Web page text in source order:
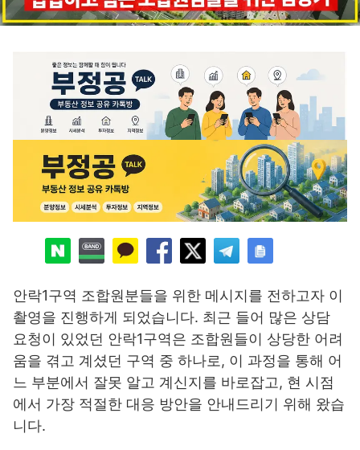
안락1구역 조합원분들을 위한 메시지를 전하고자 이
촬영을 진행하게 되었습니다. 최근 들어 많은 상담
요청이 있었던 안락1구역은 조합원들이 상당한 어려
움을 겪고 계셨던 구역 중 하나로, 이 과정을 통해 어
느 부분에서 잘못 알고 계신지를 바로잡고, 현 시점
에서 가장 적절한 대응 방안을 안내드리기 위해 왔습
니다.